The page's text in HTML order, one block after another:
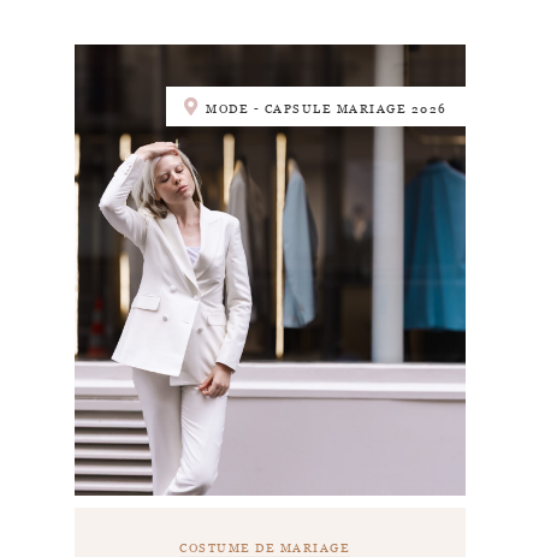
MODE - CAPSULE MARIAGE 2026
COSTUME DE MARIAGE